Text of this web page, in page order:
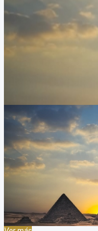
Viaje a Egipto con
Duración:
8 Días Noches
Viaje a Egipto con
bueno y es temporada